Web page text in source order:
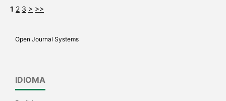
1 2 3 > >>
Open Journal Systems
IDIOMA